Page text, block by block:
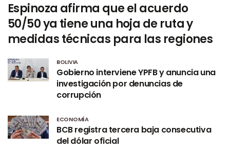
Espinoza afirma que el acuerdo
50/50 ya tiene una hoja de ruta y
medidas técnicas para las regiones
BOLIVIA
Gobierno interviene YPFB y anuncia una
investigación por denuncias de
corrupción
ECONOMÍA
BCB registra tercera baja consecutiva
del dólar oficial